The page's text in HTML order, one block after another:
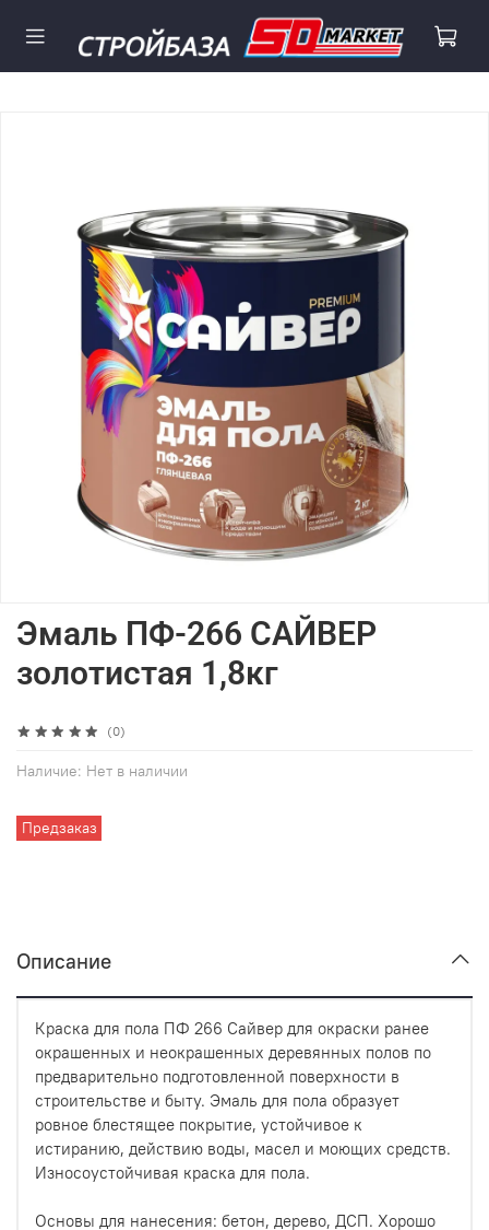
(0)
Наличие: Нет в наличии
Предзаказ
Эмаль ПФ-266 САЙВЕР
золотистая 1,8кг
Описание
Краска для пола ПФ 266 Сайвер для окраски ранее
окрашенных и неокрашенных деревянных полов по
предварительно подготовленной поверхности в
строительстве и быту. Эмаль для пола образует
ровное блестящее покрытие, устойчивое к
истиранию, действию воды, масел и моющих средств.
Износоустойчивая краска для пола.
Основы для нанесения: бетон, дерево, ДСП. Хорошо